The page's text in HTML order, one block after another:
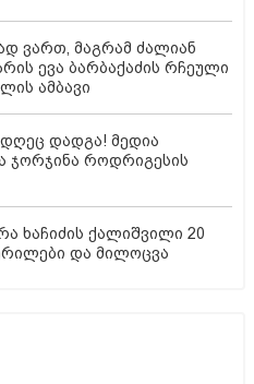
ვართ, მაგრამ ძალიან
ევა ბარბაქაძის რჩეული
ამბავი
დღეც დადგა! მედია
ჯორჯინა როდრიგესის
ხაჩიძის ქალიშვილი 20
და მილოცვა